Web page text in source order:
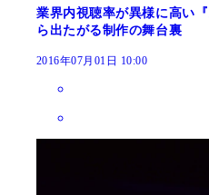
業界内視聴率が異様に高い
ら出たがる制作の舞台裏
2016年07月01日 10:00